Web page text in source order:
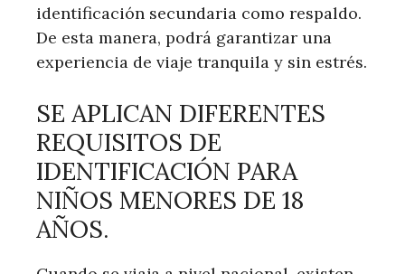
identificación secundaria como respaldo.
De esta manera, podrá garantizar una
experiencia de viaje tranquila y sin estrés.
SE APLICAN DIFERENTES
REQUISITOS DE
IDENTIFICACIÓN PARA
NIÑOS MENORES DE 18
AÑOS.